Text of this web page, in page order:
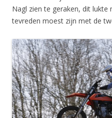
Nagl zien te geraken, dit
tevreden moest zijn met de